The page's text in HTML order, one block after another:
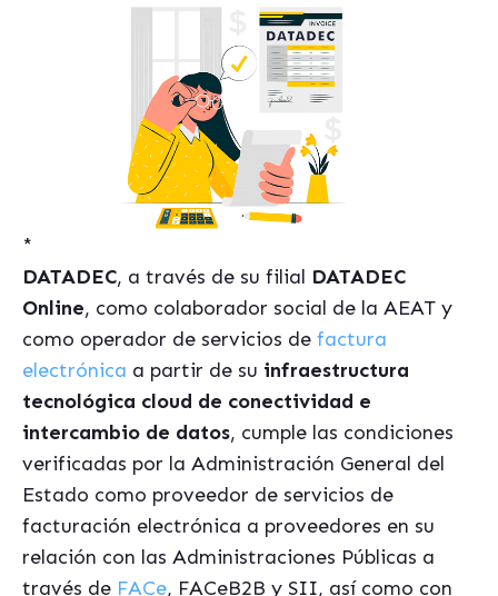
*
DATADEC, a través de su filial DATADEC
Online, como colaborador social de la AEAT y
como operador de servicios de factura
electrónica a partir de su infraestructura
tecnológica cloud de conectividad e
intercambio de datos, cumple las condiciones
verificadas por la Administración General del
Estado como proveedor de servicios de
facturación electrónica a proveedores en su
relación con las Administraciones Públicas a
través de FACe, FACeB2B y SII, así como con